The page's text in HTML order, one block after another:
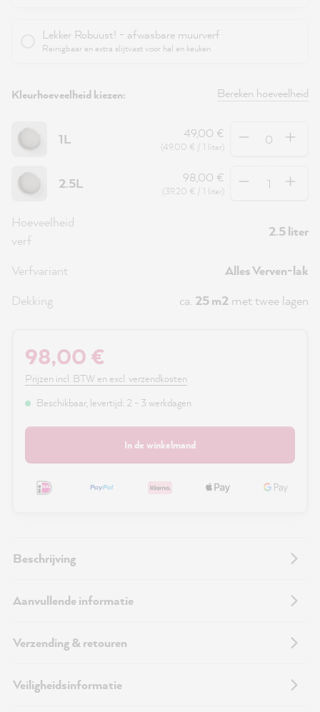
Lekker Robuust! - afwasbare muurverf
Reinigbaar en extra slijtvast voor hal en keuken
Kleurhoeveelheid kiezen: Bereken hoeveelheid
1L 49,00 €
(49,00 € / 1 liter)
Hoeveelheid
2.5L 98,00 €
(39,20 € / 1 liter)
Hoeveelheid
Hoeveelheid
verf
2.5 liter
Verfvariant
Alles Verven-lak
Dekking
ca. 25 m2 met twee lagen
98,00 €
Prijzen incl. BTW en excl. verzendkosten
Beschikbaar, levertijd: 2 - 3 werkdagen
In de winkelmand
Beschrijving
Aanvullende informatie
Verzending & retouren
Veiligheidsinformatie